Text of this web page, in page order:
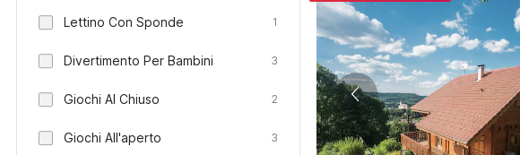
Lettino Con Sponde 1
Divertimento Per Bambini 3
Giochi Al Chiuso 2
Giochi All'aperto 3